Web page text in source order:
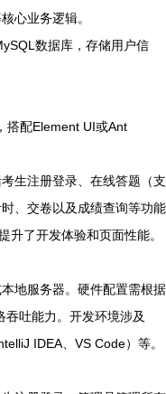
心业务逻辑。
数据库，存储用户信
搭配Element UI或Ant
生注册登录、在线答题（支
、交卷以及成绩查询等功能
升了开发体验和页面性能。
地服务器。硬件配置需根据
吐能力。开发环境涉及
IDEA、VS Code）等。